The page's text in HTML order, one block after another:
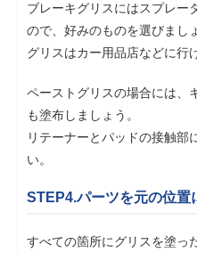
ブレーキグリスにはスプレー
ので、好みのものを選びまし
グリスはカー用品店などに行
ペーストグリスの場合には、
も塗布しましょう。
リテーナーとパッドの接触部
い。
STEP4.パーツを元の位置
すべての箇所にグリスを塗っ